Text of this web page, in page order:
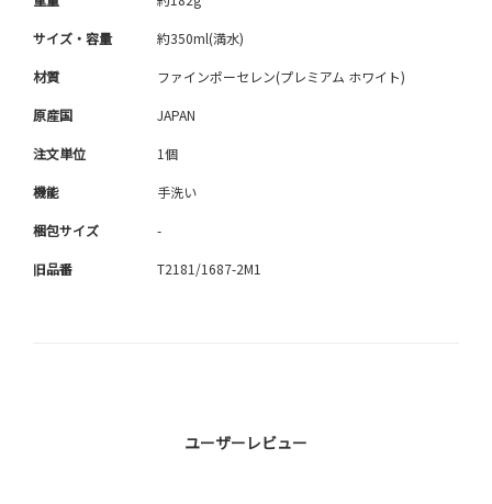
サイズ・容量 約350ml(満水)
材質 ファインポーセレン(プレミアム ホワイト)
原産国 JAPAN
注文単位 1個
機能 手洗い
梱包サイズ -
旧品番 T2181/1687-2M1
ユーザーレビュー